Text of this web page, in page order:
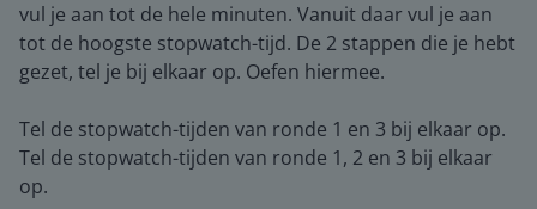
vul je aan tot de hele minuten. Vanuit daar vul je aan
tot de hoogste stopwatch-tijd. De 2 stappen die je hebt
gezet, tel je bij elkaar op. Oefen hiermee.
Tel de stopwatch-tijden van ronde 1 en 3 bij elkaar op.
Tel de stopwatch-tijden van ronde 1, 2 en 3 bij elkaar
op.